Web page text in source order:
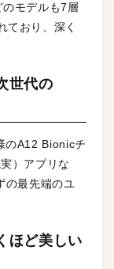
モデルも7層
ており、深く
世代の
のA12 Bionicチ
）アプリな
の最先端のユ
ほど美しい